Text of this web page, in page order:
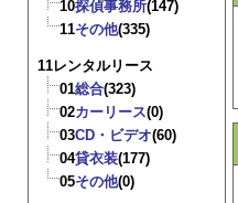
10探偵事務所(147)
11その他(335)
11レンタルリース
01総合(323)
02カーリース(0)
03CD・ビデオ(60)
04貸衣装(177)
05その他(0)